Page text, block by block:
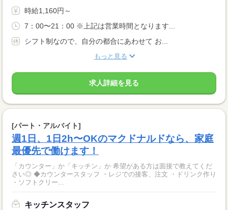
時給1,160円～
7：00〜21：00 ※上記は営業時間となります...
シフト制なので、自分の都合にあわせて お...
もっと見る
求人詳細を見る
[パート・アルバイト]
週1日、1日2h〜OKのマクドナルドなら、家庭
最優先で働けます！
「カウンター」か「キッチン」か 希望がある方は面接で教えてくだ
さい◎ ◆カウンタースタッフ ・レジでの接客、注文 ・ドリンク作り
・ソフトクリー...
キッチンスタッフ